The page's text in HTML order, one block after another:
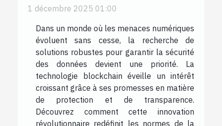
1 décembre 2025 01:00
Dans un monde où les menaces numériques
évoluent sans cesse, la recherche de
solutions robustes pour garantir la sécurité
des données devient une priorité. La
technologie blockchain éveille un intérêt
croissant grâce à ses promesses en matière
de protection et de transparence.
Découvrez comment cette innovation
révolutionnaire redéfinit les normes de la